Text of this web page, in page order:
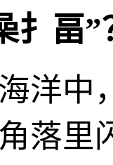
扌畐
洋中
落里